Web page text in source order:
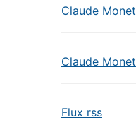
Claude Monet
Claude Monet
Flux rss